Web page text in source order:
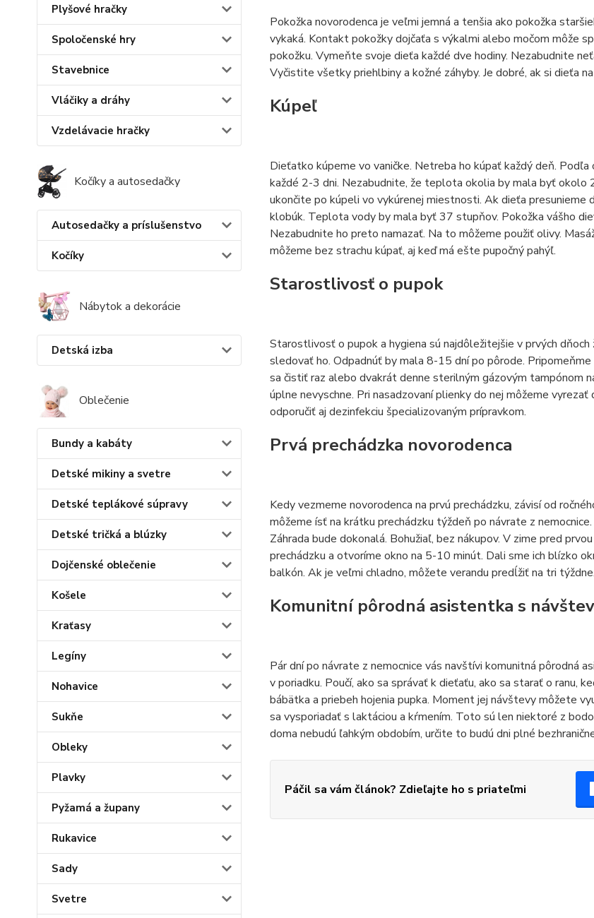
Plyšové hračky
Spoločenské hry
Stavebnice
Vláčiky a dráhy
Vzdelávacie hračky
Kočíky a autosedačky
Autosedačky a príslušenstvo
Kočíky
Nábytok a dekorácie
Detská izba
Oblečenie
Bundy a kabáty
Detské mikiny a svetre
Detské teplákové súpravy
Detské tričká a blúzky
Dojčenské oblečenie
Košele
Kraťasy
Legíny
Nohavice
Sukňe
Obleky
Plavky
Pyžamá a župany
Rukavice
Sady
Svetre
Pokožka novorodenca je veľmi jemná a tenšia ako pokožka
vykaká. Kontakt pokožky dojčaťa s výkalmi alebo močom môže
pokožku. Vymeňte svoje dieťa každé dve hodiny. Nezabudnite
Vyčistite všetky priehlbiny a kožné záhyby. Je dobré, ak si dieťa
Kúpeľ
Dieťatko kúpeme vo vaničke. Netreba ho kúpať každý deň.
každé 2-3 dni. Nezabudnite, že teplota okolia by mala byť
ukončite po kúpeli vo vykúrenej miestnosti. Ak dieťa presunieme
klobúk. Teplota vody by mala byť 37 stupňov. Pokožka vášho
Nezabudnite ho preto namazať. Na to môžeme použiť olivy.
môžeme bez strachu kúpať, aj keď má ešte pupočný pahýľ.
Starostlivosť o pupok
Starostlivosť o pupok a hygiena sú najdôležitejšie v prvých
sledovať ho. Odpadnúť by mala 8-15 dní po pôrode.
sa čistiť raz alebo dvakrát denne sterilným gázovým tampónom
úplne nevyschne. Pri nasadzovaní plienky do nej môžeme
odporučiť aj dezinfekciu špecializovaným prípravkom.
Prvá prechádzka novorodenca
Kedy vezmeme novorodenca na prvú prechádzku, závisí od
môžeme ísť na krátku prechádzku týždeň po návrate z
Záhrada bude dokonalá. Bohužiaľ, bez nákupov. V zime pred
prechádzku a otvoríme okno na 5-10 minút. Dali sme ich blízko
balkón. Ak je veľmi chladno, môžete verandu predĺžiť na tri týždne.
Komunitní pôrodná asistentka s
Pár dní po návrate z nemocnice vás navštívi komunitná pôrodná
v poriadku. Poučí, ako sa správať k dieťaťu, ako sa starať o ranu,
bábätka a priebeh hojenia pupka. Moment jej návštevy môžete
sa vysporiadať s laktáciou a kŕmením. Toto sú len niektoré z
doma nebudú ľahkým obdobím, určite to budú dni plné
Páčil sa vám článok? Zdieľajte ho s priateľmi